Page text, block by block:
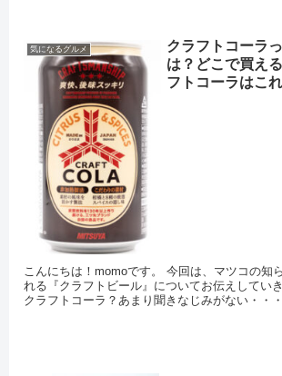
気になるグルメ
クラフトコーラ
は？どこで買え
フトコーラはこ
こんにちは！momoです。 今回は、マツコの知らない世界で紹介さ
れる『クラフトビール』についてお伝えしてい
クラフトコーラ？あまり聞きなじみがない・・